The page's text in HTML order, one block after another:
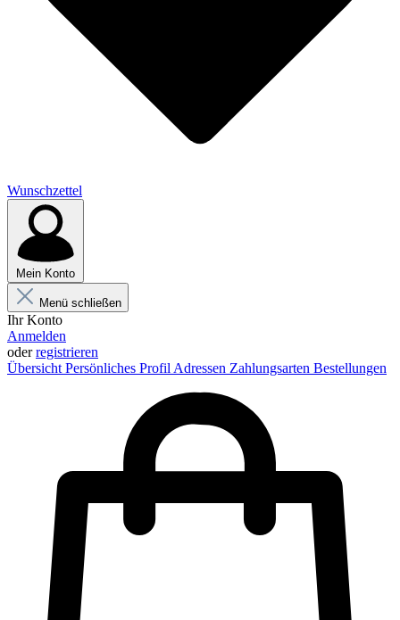
Wunschzettel
Mein Konto
Menü schließen
Ihr Konto
Anmelden
oderregistrieren
Übersicht Persönliches Profil Adressen Zahlungsarten Bestellungen